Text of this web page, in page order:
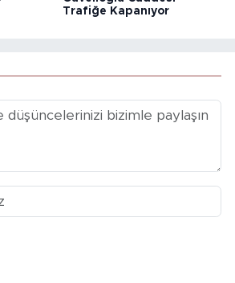
Trafiğe Kapanıyor